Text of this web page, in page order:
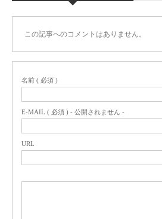
この記事へのコメントはありません。
名前 ( 必須 )
E-MAIL ( 必須 ) - 公開されません -
URL